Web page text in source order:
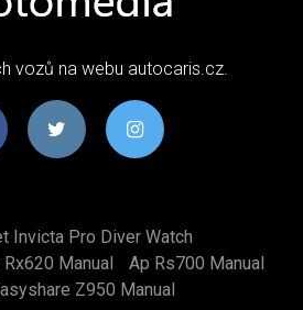
vozů na webu autocaris.cz.
Invicta Pro Diver Watch
Manual
Ap Rs700 Manual
Z950 Manual